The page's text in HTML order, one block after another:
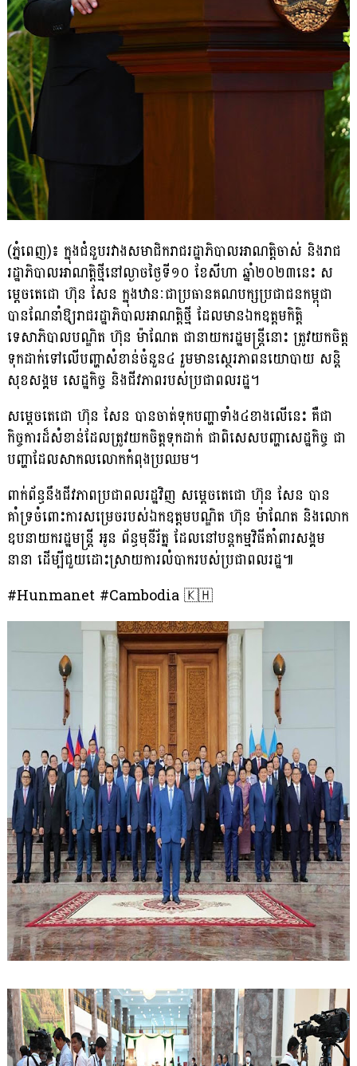
(ភ្នំពេញ)៖ ក្នុងជំនួបរវាងសមាជិករាជរដ្ឋាភិបាលអាណត្តិចាស់ និងរាជ
រដ្ឋាភិបាល​អាណត្តិថ្មីនៅល្ងាចថ្ងៃទី១០ ខែសីហា ឆ្នាំ២០២៣នេះ ស
ម្តេចតេជោ ហ៊ុន សែន ក្នុងឋានៈជាប្រធានគណបក្សប្រជាជនកម្ពុជា
បានណែនាំឱ្យរាជរដ្ឋាភិបាល​អាណត្តិ​ថ្មី ដែលមានឯកឧត្តមកិត្តិ
ទេសាភិបាលបណ្ឌិត ហ៊ុន ម៉ាណែត ជានាយករដ្ឋមន្ត្រី​នោះ ត្រូវយកចិត្ត
ទុកដាក់ទៅលើបញ្ហាសំខាន់ចំនួន៤ រួមមានស្ថេរភាពនយោបាយ សន្តិ
សុខសង្គម សេដ្ឋកិច្ច និងជីវភាពរបស់ប្រជាពលរដ្ឋ។
សម្តេចតេជោ ហ៊ុន សែន បានចាត់ទុកបញ្ហាទាំង៤ខាងលើនេះ គឺជា
កិច្ចការដ៏សំខាន់ដែលត្រូវយកចិត្តទុកដាក់ ជាពិសេសបញ្ហាសេដ្ឋកិច្ច ជា
បញ្ហាដែលសាកលលោកកំពុងប្រឈម។
ពាក់ព័ន្ធនឹងជីវភាពប្រជាពលរដ្ឋវិញ សម្តេចតេជោ ហ៊ុន សែន បាន
គាំទ្រចំពោះ​ការ​សម្រេចរបស់ឯកឧត្តមបណ្ឌិត ហ៊ុន ម៉ាណែត និងលោក
ឧបនាយករដ្ឋមន្ត្រី អូន ព័ន្ធមុនីរ័ត្ន ដែលនៅបន្តកម្មវិធីគាំពារសង្គម
នានា ដើម្បីជួយដោះស្រាយ​ការលំបាក​របស់ប្រជាពលរដ្ឋ៕
#Hunmanet #Cambodia 🇰🇭